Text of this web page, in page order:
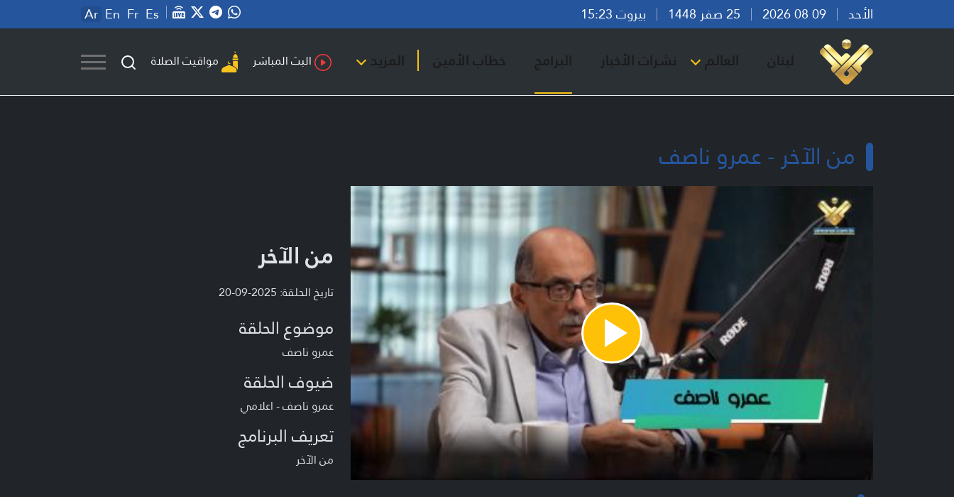
الأحد بيروت 15:23 Ar En Fr Es
لبنان العالم نشرات الأخبار البرامج خطاب الأمين المزيد البث المباشر مواقيت الصلاة
من الآخر - عمرو ناصف
Play
Video
من الآخر
تاريخ الحلقة: 2025-09-20
موضوع الحلقة
عمرو ناصف
ضيوف الحلقة
عمرو ناصف - اعلامي
تعريف البرنامج
من الآخر